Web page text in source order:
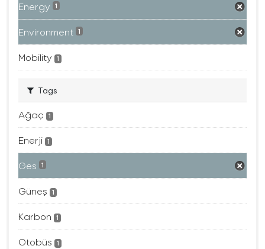
Energy 1
Environment 1
Mobility 1
Tags
Ağaç 1
Enerji 1
Ges 1
Güneş 1
Karbon 1
Otobüs 1